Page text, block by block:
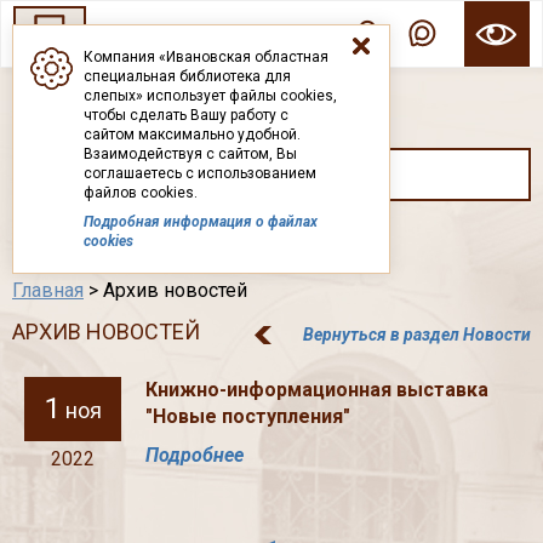
Компания «Ивановская областная
специальная библиотека для
слепых» использует файлы cookies,
чтобы сделать Вашу работу с
сайтом максимально удобной.
Взаимодействуя с сайтом, Вы
соглашаетесь с использованием
файлов cookies.
Подробная информация о файлах
cookies
ГОСУДАРСТВЕННОЕ БЮДЖЕТНОЕ УЧРЕЖДЕНИЕ ИВАНОВСКОЙ ОБЛАСТИ
ИВАНОВСКАЯ ОБЛАСТНАЯ СПЕЦИАЛЬНАЯ
БИБЛИОТЕКА ДЛЯ СЛЕПЫХ
Каталог
Главная > Архив новостей
Вернуться в раздел Новости
АРХИВ НОВОСТЕЙ
1 ноя
2022
Книжно-информационная выставка
"Новые поступления"
Подробнее